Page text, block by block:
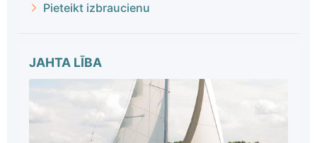
Pieteikt izbraucienu
JAHTA LĪBA